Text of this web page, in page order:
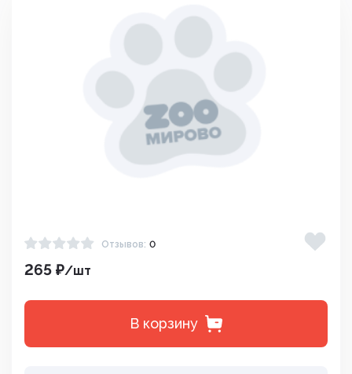
Отзывов: 0
265 ₽/шт
В корзину